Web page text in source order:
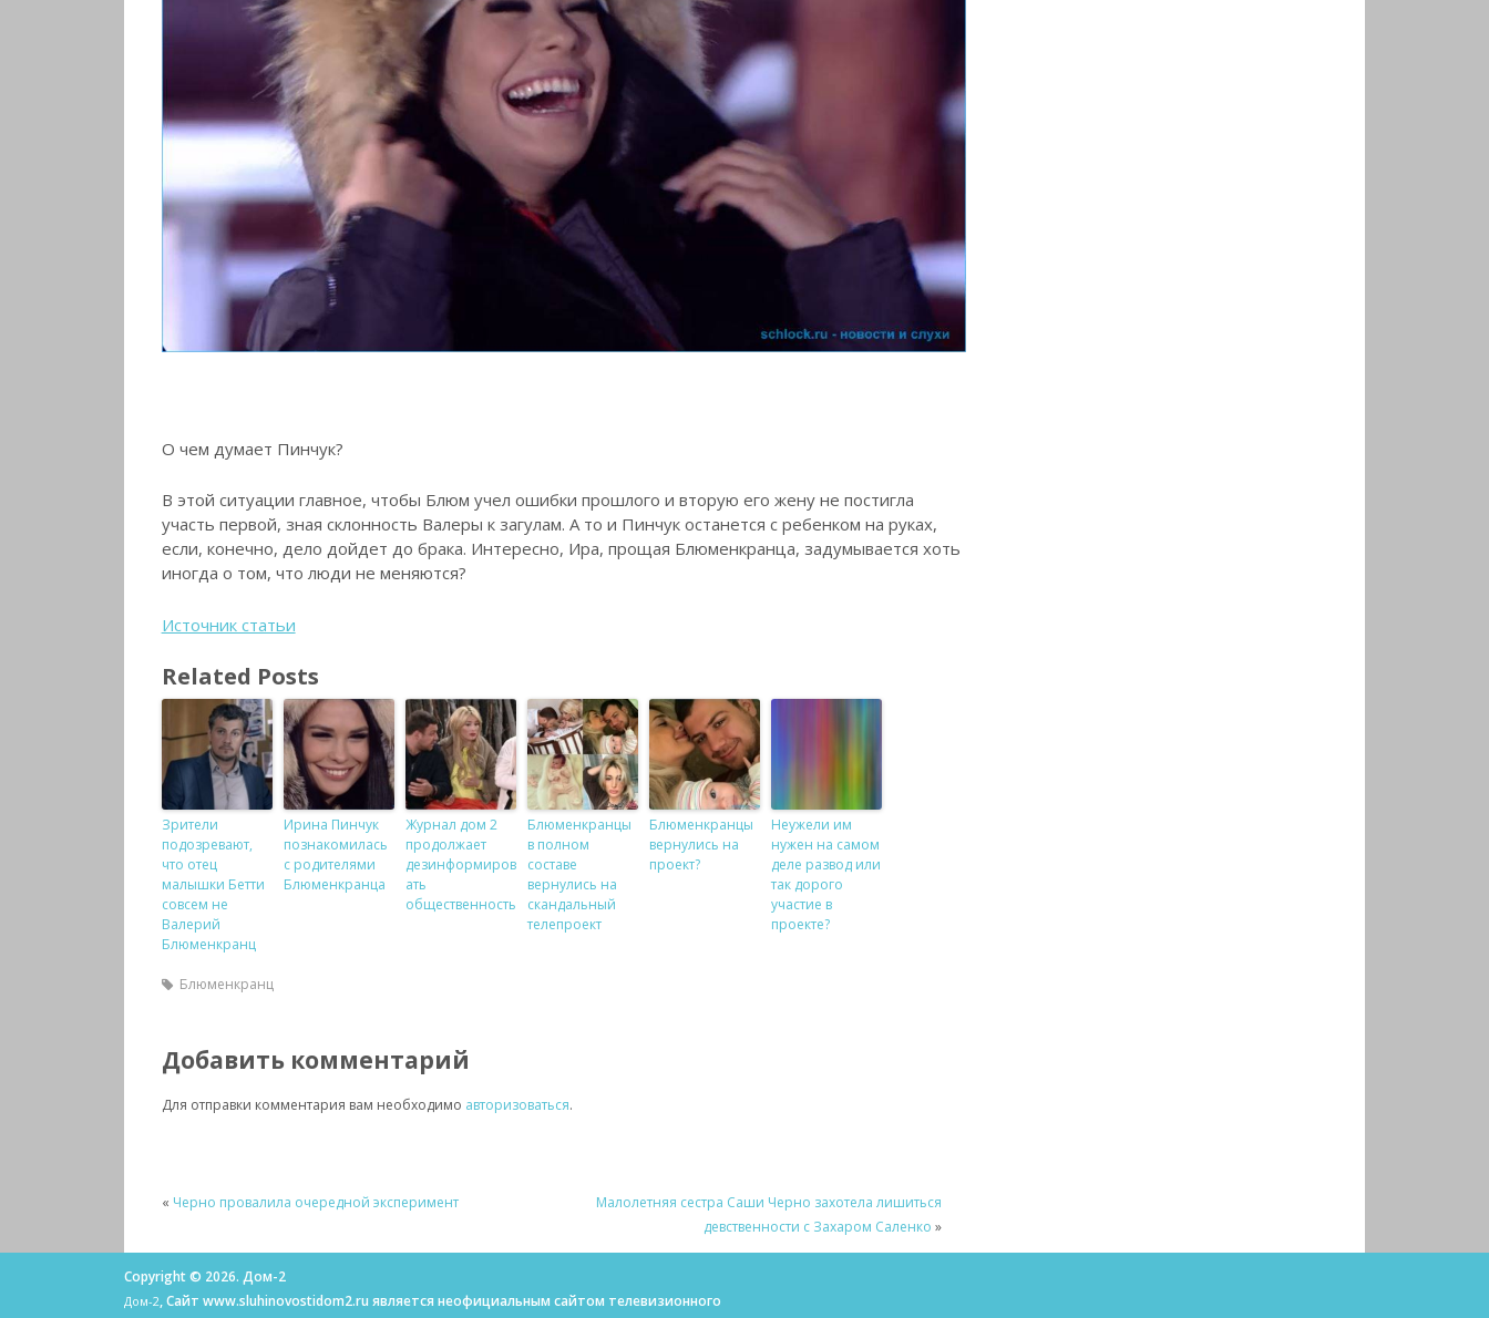
О чем думает Пинчук?
В этой ситуации главное, чтобы Блюм учел ошибки прошлого и вторую его жену не постигла
участь первой, зная склонность Валеры к загулам. А то и Пинчук останется с ребенком на руках,
если, конечно, дело дойдет до брака. Интересно, Ира, прощая Блюменкранца, задумывается хоть
иногда о том, что люди не меняются?
Источник статьи
Related Posts
Зрители
подозревают,
что отец
малышки Бетти
совсем не
Валерий
Блюменкранц
Ирина Пинчук
познакомилась
с родителями
Блюменкранца
Журнал дом 2
продолжает
дезинформиров
ать
общественность
Блюменкранцы
в полном
составе
вернулись на
скандальный
телепроект
Блюменкранцы
вернулись на
проект?
Неужели им
нужен на самом
деле развод или
так дорого
участие в
проекте?
Блюменкранц
Добавить комментарий
Для отправки комментария вам необходимо авторизоваться.
« Черно провалила очередной эксперимент
Малолетняя сестра Саши Черно захотела лишиться
девственности с Захаром Саленко »
Copyright © 2026. Дом-2
Дом-2, Сайт www.sluhinovostidom2.ru является неофициальным сайтом телевизионного